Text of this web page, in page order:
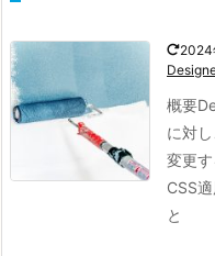
2024
概要
に対
変更す
CSS
と